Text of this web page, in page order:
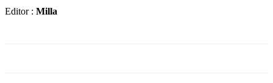
Editor : Milla